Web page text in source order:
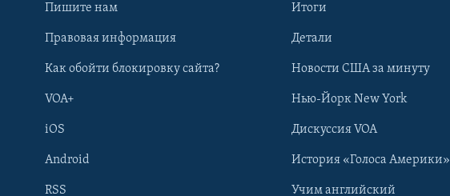
Пишите нам
Правовая информация
Как обойти блокировку сайта?
VOA+
iOS
Android
RSS
Итоги
Детали
Новости США за минуту
Нью-Йорк New York
Дискуссия VOA
История «Голоса Америки»
Учим английский